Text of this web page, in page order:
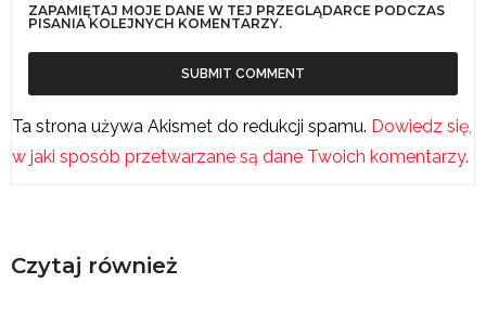
ZAPAMIĘTAJ MOJE DANE W TEJ PRZEGLĄDARCE PODCZAS
PISANIA KOLEJNYCH KOMENTARZY.
Ta strona używa Akismet do redukcji spamu. Dowiedz się,
w jaki sposób przetwarzane są dane Twoich komentarzy.
Czytaj również